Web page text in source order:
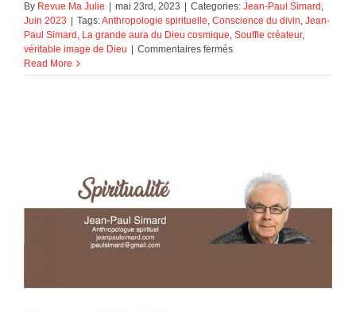
By Revue Ma Julie mai 23rd, 2023 Categories: Jean-Paul Simard ,
Juin 2023
Tags:Anthropologie spirituelle, Conscience du divin, Jean-
Paul Simard , La grande aura du Dieu cosmique, Souffle créateur,
véritable image de Dieu
Commentaires ferméssur
grande
Read More